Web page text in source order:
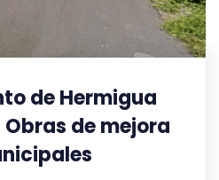
de Hermigua
de mejora